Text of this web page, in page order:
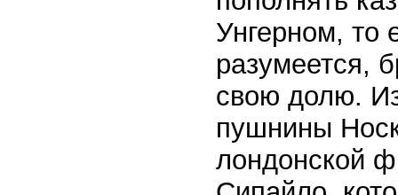
Унгерном, то
разумеется,
свою долю.
пушнины
лондонской